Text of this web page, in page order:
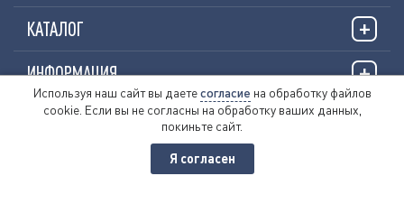
КАТАЛОГ
ИНФОРМАЦИЯ
О НАС
© 2026 «VOLZHANKAFISHING.RU»
Используя наш сайт вы даетесогласие на обработку файлов
cookie. Если вы не согласны на обработку ваших данных,
покиньте сайт.
Я согласен